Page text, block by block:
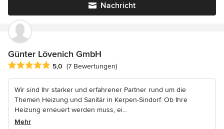
Nachricht
Günter Lövenich GmbH
Durchschnittliche Bewertung: 5 von 5 Sternen
5,0 (7 Bewertungen)
Wir sind Ihr starker und erfahrener Partner rund um die
Themen Heizung und Sanitär in Kerpen-Sindorf. Ob Ihre
Heizung erneuert werden muss, ei...
Mehr